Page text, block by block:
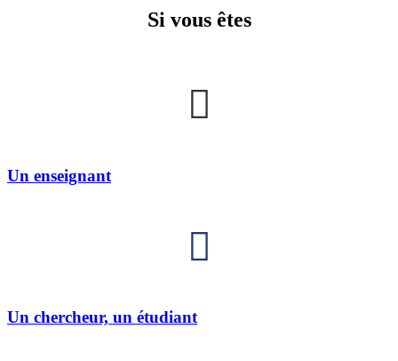
Si vous êtes
Un enseignant
Un chercheur, un étudiant